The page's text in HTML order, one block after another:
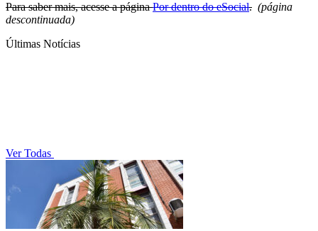
Para saber mais, acesse a páginaPor dentro do eSocial. (página
descontinuada)
Últimas Notícias
Ver Todas